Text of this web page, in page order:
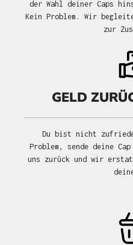
der Wahl deiner Caps
Kein Problem. Wir
zur
GELD
Du bist nicht
Problem, sende deine
uns zurück und wir